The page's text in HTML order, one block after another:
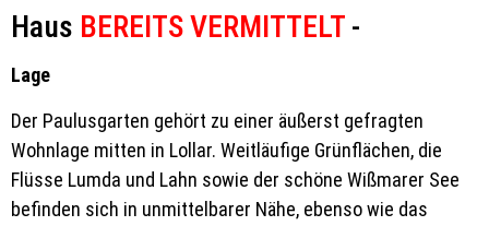
Haus BEREITS VERMITTELT -
Lage
Der Paulusgarten gehört zu einer äußerst gefragten
Wohnlage mitten in Lollar. Weitläufige Grünflächen, die
Flüsse Lumda und Lahn sowie der schöne Wißmarer See
befinden sich in unmittelbarer Nähe, ebenso wie das